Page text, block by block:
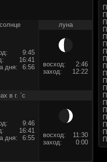
солнце луна
9:45
16:41
дня:
6:56 восход:
2:46
заход:
12:22
в г. `c
9:46
16:41
дня:
6:55 восход:
11:30
заход:
0:00